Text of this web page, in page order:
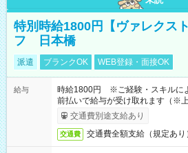
特別時給1800円【ヴァレクス
フ 日本橋
派遣 ブランクOK WEB登録・面接OK
給与
時給1800円 ※ご経験・スキルに
前払いで給与が受け取れます（※上
交通費別途支給あり
交通費 交通費全額支給（規定あり